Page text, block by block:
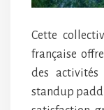
Cette
française
des activités
standup